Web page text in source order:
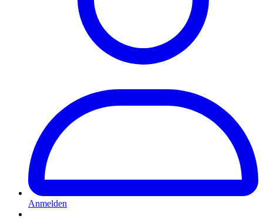
Anmelden